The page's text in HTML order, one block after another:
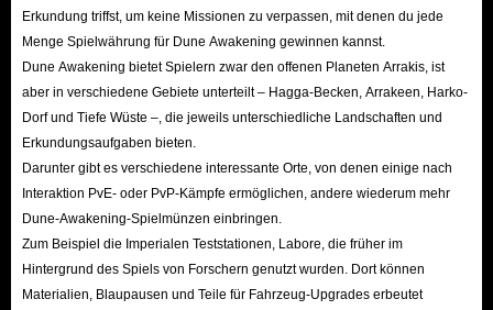
Käuferbewertungen bestätigen die Zuverlässigkeit unserer Dune
Awakening-Artikel und die Qualität unseres Services!
F: Wie kaufe ich hier ein?
Öffnen Sie die IGGM-Seite mit Dune Awakening-Artikeln.
Wählen Sie das gewünschte Produkt aus, wählen Sie die gewünschte
Menge mit „+“ oder „-“ und klicken Sie anschließend auf „Jetzt
kaufen“.
gelegt haben, sorgfältig.
Erkundung triffst, um keine Missionen zu verpassen, mit denen du jede
Menge Spielwährung für Dune Awakening gewinnen kannst.
Dune Awakening bietet Spielern zwar den offenen Planeten Arrakis, ist
aber in verschiedene Gebiete unterteilt – Hagga-Becken, Arrakeen, Harko-
Dorf und Tiefe Wüste –, die jeweils unterschiedliche Landschaften und
Erkundungsaufgaben bieten.
Darunter gibt es verschiedene interessante Orte, von denen einige nach
Interaktion PvE- oder PvP-Kämpfe ermöglichen, andere wiederum mehr
Dune-Awakening-Spielmünzen einbringen.
Zum Beispiel die Imperialen Teststationen, Labore, die früher im
Hintergrund des Spiels von Forschern genutzt wurden. Dort können
Materialien, Blaupausen und Teile für Fahrzeug-Upgrades erbeutet